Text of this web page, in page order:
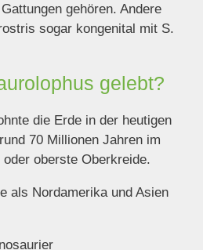
gehören. Andere
sogar kongenital mit S.
gelebt?
die Erde in der heutigen
70 Millionen Jahren im
oberste Oberkreide.
als Nordamerika und Asien